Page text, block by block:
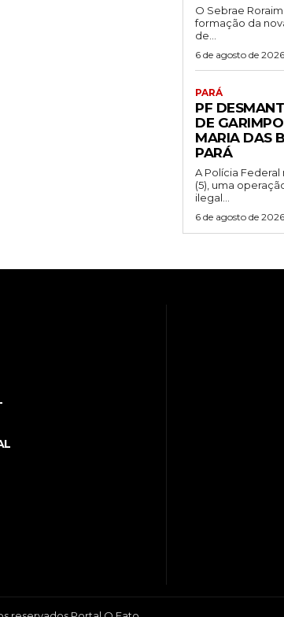
O Sebrae
formação da
de...
6 de agosto de 2026
PARÁ
PF
DE
MARIA DAS
PARÁ
A Polícia
(5), uma
ilegal...
6 de agosto de 2026